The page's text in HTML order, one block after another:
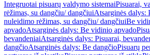
Integruotai pisuarų valdymo sistemaiPisuarai,
rėžimas, su dangčiu/ dangčiuiAtsarginės dalys:
nuleidimo rėžimas, su dangčiu/ dangčiuiBe
apvadoAtsarginės dalys: Be vidinio apvado
bevandeniaiAtsarginės dalys: Pisuarai,
dangčioAtsarginės dalys: Be dangčioPisuarų